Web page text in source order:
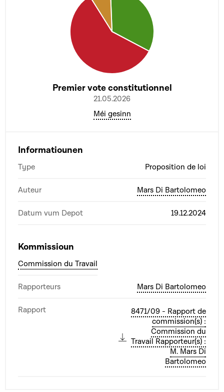
Premier vote constitutionnel
21.05.2026
Méi gesinn
Informatiounen
Type Proposition de loi
Auteur Mars Di Bartolomeo
Datum vum Depot 19.12.2024
Kommissioun
Commission du Travail
Rapporteurs Mars Di Bartolomeo
Rapport
8471/09 - Rapport de
commission(s) :
Commission du
Travail Rapporteur(s) :
M. Mars Di
Bartolomeo